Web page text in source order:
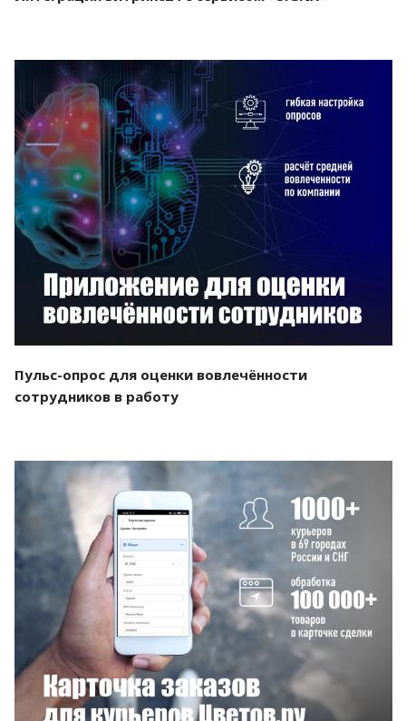
Смотреть проект
Пульс-опрос для оценки вовлечённости
сотрудников в работу
Смотреть проект